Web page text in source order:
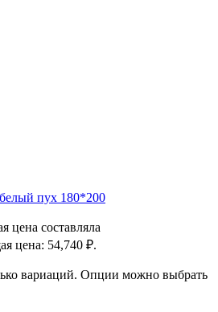
пух 180*200
цена составляла
цена: 54,740 ₽.
вариаций. Опции можно выбрать